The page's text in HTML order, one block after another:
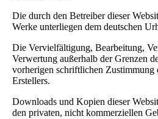
Die durch den Betreiber dieser
Werke unterliegen dem deutschen
Die Vervielfältigung, Bearbeitung,
Verwertung außerhalb der Grenzen
vorherigen schriftlichen Zustimmung
Erstellers.
Downloads und Kopien dieser
den privaten, nicht kommerziellen